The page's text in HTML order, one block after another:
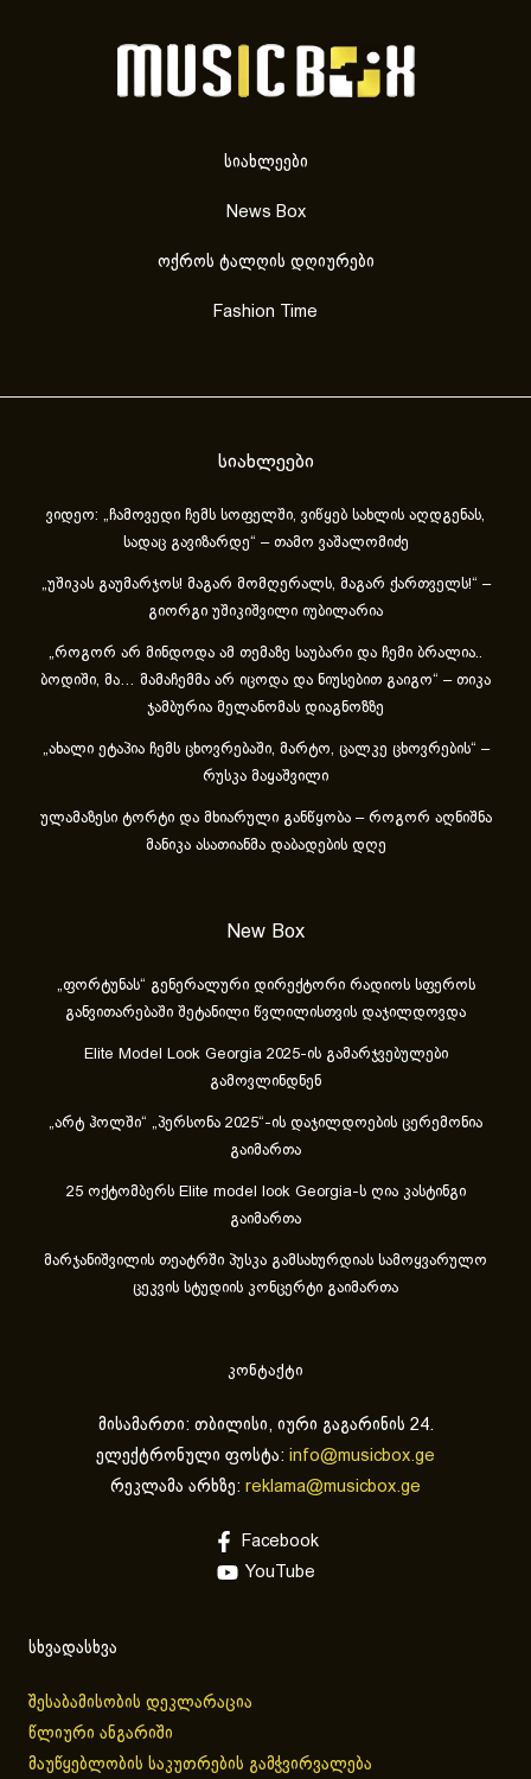
სიახლეები
News Box
ოქროს ტალღის დღიურები
Fashion Time
სიახლეები
ვიდეო: „ჩამოვედი ჩემს სოფელში, ვიწყებ სახლის აღდგენას,
სადაც გავიზარდე“ – თამო ვაშალომიძე
„უშიკას გაუმარჯოს! მაგარ მომღერალს, მაგარ ქართველს!“ –
გიორგი უშიკიშვილი იუბილარია
„როგორ არ მინდოდა ამ თემაზე საუბარი და ჩემი ბრალია..
ბოდიში, მა… მამაჩემმა არ იცოდა და ნიუსებით გაიგო“ – თიკა
ჯამბურია მელანომას დიაგნოზზე
„ახა­ლი ეტა­პია ჩემს ცხოვ­რე­ბა­ში, მარ­ტო, ცალ­კე ცხოვ­რე­ბის“ –
რუსკა მაყაშვილი
ულამაზესი ტორტი და მხიარული განწყობა – როგორ აღნიშნა
მანიკა ასათიანმა დაბადების დღე
New Box
„ფორტუნას“ გენერალური დირექტორი რადიოს სფეროს
განვითარებაში შეტანილი წვლილისთვის დაჯილდოვდა
Elite Model Look Georgia 2025-ის გამარჯვებულები
გამოვლინდნენ
„არტ ჰოლში“ „პერსონა 2025“-ის დაჯილდოების ცერემონია
გაიმართა
25 ოქტომბერს Elite model look Georgia-ს ღია კასტინგი
გაიმართა
მარჯანიშვილის თეატრში პუსკა გამსახურდიას სამოყვარულო
ცეკვის სტუდიის კონცერტი გაიმართა
კონტაქტი
მისამართი: თბილისი, იური გაგარინის 24.
ელექტრონული ფოსტა: info@musicbox.ge
რეკლამა არხზე: reklama@musicbox.ge
Facebook
YouTube
სხვადასხვა
შესაბამისობის დეკლარაცია
წლიური ანგარიში
მაუწყებლობის საკუთრების გამჭვირვალება